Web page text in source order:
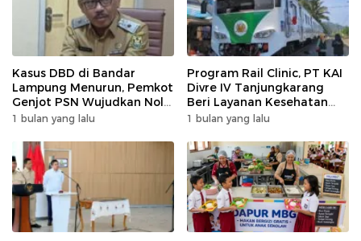
Kasus DBD di Bandar
Lampung Menurun, Pemkot
Genjot PSN Wujudkan Nol
Kematian
1 bulan yang lalu
Program Rail Clinic, PT KAI
Divre IV Tanjungkarang
Beri Layanan Kesehatan
Gratis 250 Warga
1 bulan yang lalu